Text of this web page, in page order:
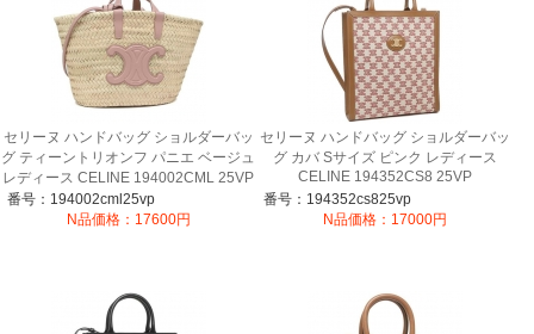
セリーヌ ハンドバッグ ショルダーバッ
グ ティーントリオンフ パニエ ベージュ
レディース CELINE 194002CML 25VP
番号：194002cml25vp
N品価格：17600円
セリーヌ ハンドバッグ ショルダーバッ
グ カバ Sサイズ ピンク レディース
CELINE 194352CS8 25VP
番号：194352cs825vp
N品価格：17000円